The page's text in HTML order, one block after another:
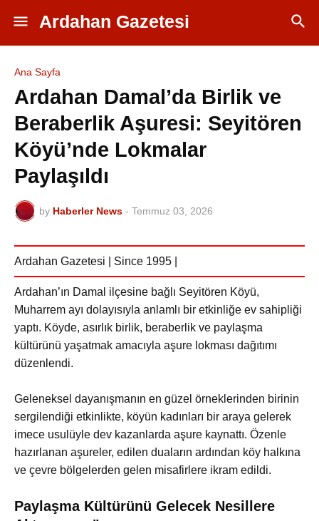
Ardahan Gazetesi
Ana Sayfa
Ardahan Damal’da Birlik ve
Beraberlik Aşuresi: Seyitören
Köyü’nde Lokmalar
Paylaşıldı
by Haberler News - Temmuz 03, 2026
Ardahan Gazetesi | Since 1995 |
Ardahan’ın Damal ilçesine bağlı Seyitören Köyü,
Muharrem ayı dolayısıyla anlamlı bir etkinliğe ev sahipliği
yaptı. Köyde, asırlık birlik, beraberlik ve paylaşma
kültürünü yaşatmak amacıyla aşure lokması dağıtımı
düzenlendi.
Geleneksel dayanışmanın en güzel örneklerinden birinin
sergilendiği etkinlikte, köyün kadınları bir araya gelerek
imece usulüyle dev kazanlarda aşure kaynattı. Özenle
hazırlanan aşureler, edilen duaların ardından köy halkına
ve çevre bölgelerden gelen misafirlere ikram edildi.
Paylaşma Kültürünü Gelecek Nesillere